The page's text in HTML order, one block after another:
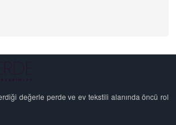
değerle perde ve ev tekstili alanında öncü rol